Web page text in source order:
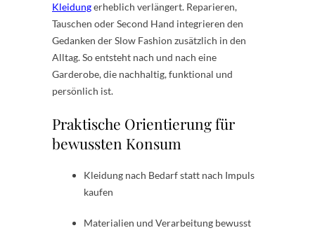
Kleidungerheblich verlängert. Reparieren,
Tauschen oder Second Hand integrieren den
Gedanken der Slow Fashion zusätzlich in den
Alltag. So entsteht nach und nach eine
Garderobe, die nachhaltig, funktional und
persönlich ist.
Praktische Orientierung für
bewussten Konsum
Kleidung nach Bedarf statt nach Impuls
kaufen
Materialien und Verarbeitung bewusst